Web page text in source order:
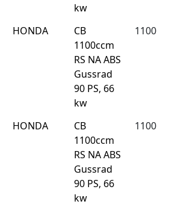
kw
HONDA
CB
1100ccm
RS NA ABS
Gussrad
90 PS, 66
kw
1100
HONDA
CB
1100ccm
RS NA ABS
Gussrad
90 PS, 66
kw
1100